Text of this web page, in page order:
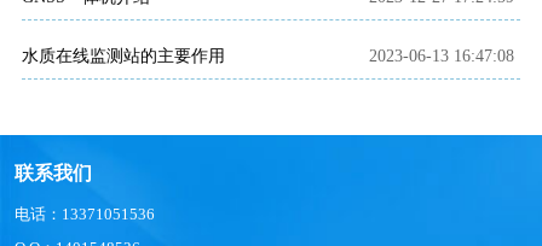
水质在线监测站的主要作用 2023-06-13 16:47:08
联系我们
电话：13371051536